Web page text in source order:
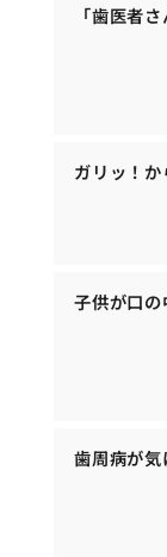
「歯医者
ガリッ！
子供が口
歯周病が